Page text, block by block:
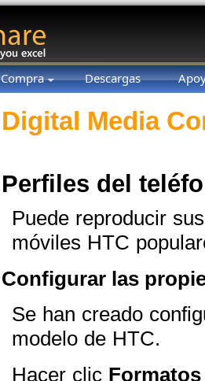
Compra Descargas
Digital Media
Perfiles del
Puede reproducir
móviles HTC
Configurar las
Se han creado
modelo de HTC.
Hacer clic Formatos